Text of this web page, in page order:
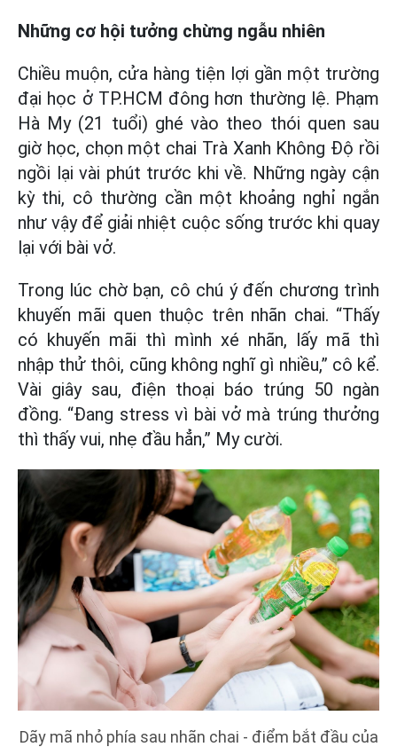
Những cơ hội tưởng chừng ngẫu nhiên
Chiều muộn, cửa hàng tiện lợi gần một trường
đại học ở TP.HCM đông hơn thường lệ. Phạm
Hà My (21 tuổi) ghé vào theo thói quen sau
giờ học, chọn một chai Trà Xanh Không Độ rồi
ngồi lại vài phút trước khi về. Những ngày cận
kỳ thi, cô thường cần một khoảng nghỉ ngắn
như vậy để giải nhiệt cuộc sống trước khi quay
lại với bài vở.
Trong lúc chờ bạn, cô chú ý đến chương trình
khuyến mãi quen thuộc trên nhãn chai. “Thấy
có khuyến mãi thì mình xé nhãn, lấy mã thì
nhập thử thôi, cũng không nghĩ gì nhiều,” cô kể.
Vài giây sau, điện thoại báo trúng 50 ngàn
đồng. “Đang stress vì bài vở mà trúng thưởng
thì thấy vui, nhẹ đầu hẳn,” My cười.
Dãy mã nhỏ phía sau nhãn chai - điểm bắt đầu của